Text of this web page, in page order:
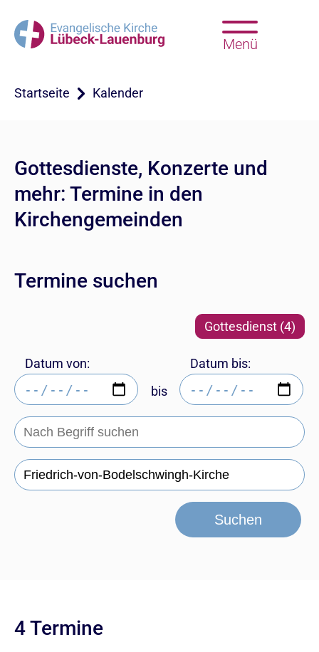
Menü
Startseite Kalender
Gottesdienste, Konzerte und
mehr: Termine in den
Kirchengemeinden
Termine suchen
Gottesdienst (4)
Datum von:
bis
Datum bis:
Suchen
4 Termine